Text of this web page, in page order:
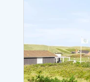
Sommerhuse i Bjerregård
Sommerhuse i Årgab
Sommerhuse i Arrild